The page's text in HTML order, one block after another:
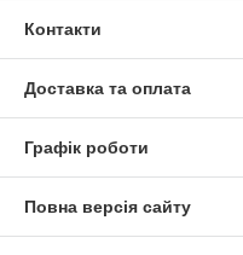
Контакти
Доставка та оплата
Графік роботи
Повна версія сайту